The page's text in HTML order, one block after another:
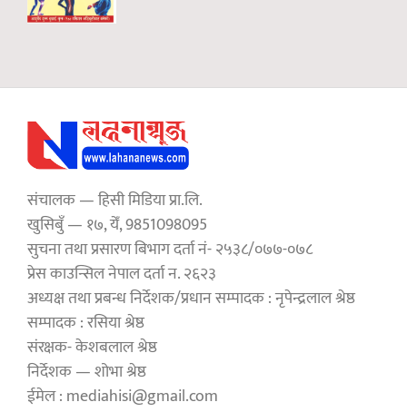
संचालक — हिसी मिडिया प्रा.लि.
खुसिबुँ — १७, येँ, 9851098095
सुचना तथा प्रसारण बिभाग दर्ता नं- २५३८/०७७-०७८
प्रेस काउन्सिल नेपाल दर्ता न. २६२३
अध्यक्ष तथा प्रबन्ध निर्देशक/प्रधान सम्पादक : नृपेन्द्रलाल श्रेष्ठ
सम्पादक : रसिया श्रेष्ठ
संरक्षक- केशबलाल श्रेष्ठ
निर्देशक — शोभा श्रेष्ठ
ईमेल : mediahisi@gmail.com